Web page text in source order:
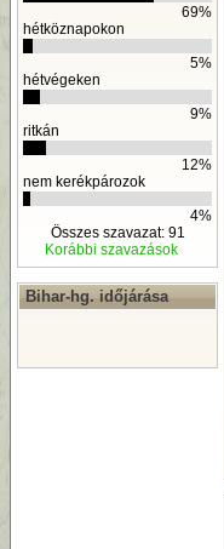
69%
hétköznapokon
5%
hétvégeken
9%
ritkán
12%
nem kerékpározok
4%
Összes szavazat: 91
Korábbi szavazások
Bihar-hg. időjárása